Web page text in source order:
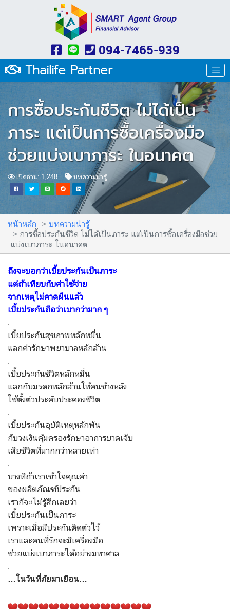
094-7465-939
Thailife Partner
การซื้อประกันชีวิต ไม่ได้เป็น
ภาระ แต่เป็นการซื้อเครื่องมือ
ช่วยแบ่งเบาภาระ ในอนาคต
เปิดอ่าน: 1,248 บทความน่ารู้
หน้าหลัก
บทความน่ารู้
การซื้อประกันชีวิต ไม่ได้เป็นภาระ แต่เป็นการซื้อเครื่องมือช่วย
แบ่งเบาภาระ ในอนาคต
ถึงจะบอกว่าเบี้ยประกันเป็นภาระ
แต่ถ้าเทียบกับค่าใช้จ่าย
จากเหตุไม่คาดฝันแล้ว
เบี้ยประกันถือว่าเบากว่ามาก ๆ
.
เบี้ยประกันสุขภาพหลักหมื่น
แลกค่ารักษาพยาบาลหลักล้าน
.
เบี้ยประกันชีวิตหลักหมื่น
แลกกับมรดกหลักล้านให้คนข้างหลัง
ใช้ตั้งตัวประคับประคองชีวิต
.
เบี้ยประกันอุบัติเหตุหลักพัน
กับวงเงินคุ้มครองรักษาอาการบาดเจ็บ
เสียชีวิตที่มากกว่าหลายเท่า
.
บางทีถ้าเราเข้าใจคุณค่า
ของผลิตภัณฑ์ประกัน
เราก็จะไม่รู้สึกเลยว่า
เบี้ยประกันเป็นภาระ
เพราะเมื่อมีประกันติดตัวไว้
เราและคนที่รักจะมีเครื่องมือ
ช่วยแบ่งเบาภาระได้อย่างมหาศาล
.
…ในวันที่ภัยมาเยือน…